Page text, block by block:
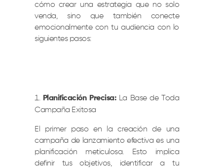
cómo crear una estrategia que no solo
venda, sino que también conecte
emocionalmente con tu audiencia con lo
siguientes pasos:
Planificación Precisa: La Base de Toda
Campaña Exitosa
El primer paso en la creación de una
campaña de lanzamiento efectiva es una
planificación meticulosa. Esto implica
definir tus objetivos, identificar a tu